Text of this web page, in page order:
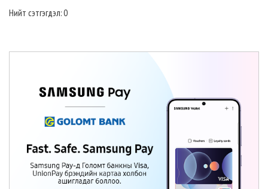
Нийт сэтгэгдэл: 0